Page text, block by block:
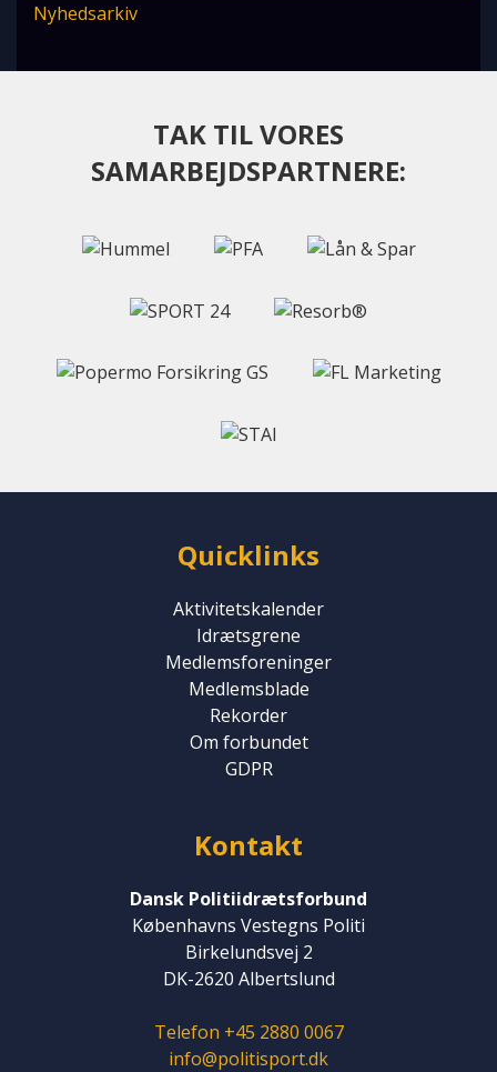
Nyhedsarkiv
TAK TIL VORES
SAMARBEJDSPARTNERE:
Quicklinks
Aktivitetskalender
Idrætsgrene
Medlemsforeninger
Medlemsblade
Rekorder
Om forbundet
GDPR
Kontakt
Dansk Politiidrætsforbund
Københavns Vestegns Politi
Birkelundsvej 2
DK-2620 Albertslund
Telefon +45 2880 0067
info@politisport.dk